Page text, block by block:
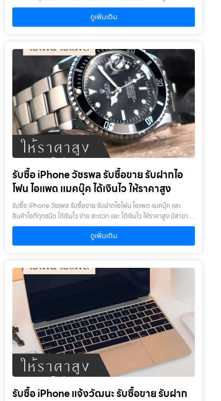
ใกล้คุณรับซื้อ iPhone ลาดพร้าว ให้บริการโดย รับซื้อขายไอโฟน.com
บริการรับซื้อขาย รับฝากสินค้าไอที และ ของมีค่าทุกชนิด ไม่ว่าจะเป็น ไอ
โฟน ไอแพด แมคบุ๊ค กล้องถ่ายรูป สินค้าแบรนด์เนม กระเป๋า นาฬิกา ทีวี
สาขาใกล้คุณเงื่อนไขการให้บริการ1. แจ้งความประสงค์ของท่าน : ว่า
ต้องการนำสินค้าชนิดใดมาจำนำ โดยแจ้งรุ่นสินค้า และ ประเมินราคาสินค้า
ในเบื้องต้น2. กำหนดสถานที่นัดพบ : โดยผู้จำนำต้องเตรียมเอกสาร สำเนา
บัตรประชาชน เซ็นรับรองสำเนา เพื่อยืนยันการเป็นเจ้าของสินค้า3. ตรวจ
สอบสภาพ ตีราคา และ รับเงินสดทันที : ระยะเวลาผ่อนชำระตั้งแต่ 60 วัน
ขึ้นไป และสูงสุด 60 เดือน อัตราดอกเบี้ยต่อปีไม่เกิน 15% ตามที่กฏหมาย
กำหนด เงิน 1,000 บาท จะมีค่าบริการ 5 บาท/วัน ท่านโอนเงินค่าบริการ
ทุก 20 วัน (นับจากวันที่จำนำสินค้า) อัตราดอกเบี้ยร้อยละ 15 ต่อปี โดย
อัตราดอกเบี้ยค่าปรับ ค่าบริการ และค่าธรรมเนียม ใดๆ เมื่อรวมกันแล้ว
สูงสุดไม่เกิน 28% ต่อปีเงื่อนไขการรับจำนำ1. ผู้จำนำ ต้องเป็นเจ้าของ
สินค้า : ผู้นำสินค้ามาจำนำ ต้องเป็นเจ้าของสินค้า โดยเราจะไม่รับจำนำ
ปี : หากเกินจะพิจารณาเป็นบางรายการ โดยสินค้าต้องอยู่ในสภาพดี ไม่
เคยเสียหรือเคยซ่อมมาก่อน
ดูเพิ่มเติม
รับซื้อ iPhone วัชรพล รับซื้อขาย รับฝากไอ
โฟน ไอแพด แมคบุ๊ค ได้เงินไว ให้ราคาสูง
รับซื้อ iPhone วัชรพล รับซื้อขาย รับฝากไอโฟน ไอแพด แมคบุ๊ค และ
สินค้าไอทีทุกชนิด ได้เงินไว ง่าย สะดวก และ ได้เงินไว ให้ราคาสูง มีสาขา
ใกล้คุณรับซื้อ iPhone วัชรพล ให้บริการโดย รับซื้อขายไอโฟน.com
บริการรับซื้อขาย รับฝากสินค้าไอที และ ของมีค่าทุกชนิด ไม่ว่าจะเป็น ไอ
โฟน ไอแพด แมคบุ๊ค กล้องถ่ายรูป สินค้าแบรนด์เนม กระเป๋า นาฬิกา ทีวี
สาขาใกล้คุณเงื่อนไขการให้บริการ1. แจ้งความประสงค์ของท่าน : ว่า
ต้องการนำสินค้าชนิดใดมาจำนำ โดยแจ้งรุ่นสินค้า และ ประเมินราคาสินค้า
ในเบื้องต้น2. กำหนดสถานที่นัดพบ : โดยผู้จำนำต้องเตรียมเอกสาร สำเนา
บัตรประชาชน เซ็นรับรองสำเนา เพื่อยืนยันการเป็นเจ้าของสินค้า3. ตรวจ
สอบสภาพ ตีราคา และ รับเงินสดทันที : ระยะเวลาผ่อนชำระตั้งแต่ 60 วัน
ขึ้นไป และสูงสุด 60 เดือน อัตราดอกเบี้ยต่อปีไม่เกิน 15% ตามที่กฏหมาย
กำหนด เงิน 1,000 บาท จะมีค่าบริการ 5 บาท/วัน ท่านโอนเงินค่าบริการ
ทุก 20 วัน (นับจากวันที่จำนำสินค้า) อัตราดอกเบี้ยร้อยละ 15 ต่อปี โดย
อัตราดอกเบี้ยค่าปรับ ค่าบริการ และค่าธรรมเนียม ใดๆ เมื่อรวมกันแล้ว
สูงสุดไม่เกิน 28% ต่อปีเงื่อนไขการรับจำนำ1. ผู้จำนำ ต้องเป็นเจ้าของ
สินค้า : ผู้นำสินค้ามาจำนำ ต้องเป็นเจ้าของสินค้า โดยเราจะไม่รับจำนำ
ปี : หากเกินจะพิจารณาเป็นบางรายการ โดยสินค้าต้องอยู่ในสภาพดี ไม่
ดูเพิ่มเติม
รับซื้อ iPhone แจ้งวัฒนะ รับซื้อขาย รับฝาก